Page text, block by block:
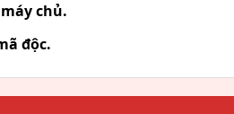
chủ.
độc.